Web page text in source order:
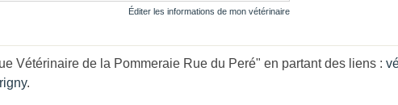
Éditer les informations de mon vétérinaire
Vétérinaire de la Pommeraie Rue du Peré" en partant des liens :
.